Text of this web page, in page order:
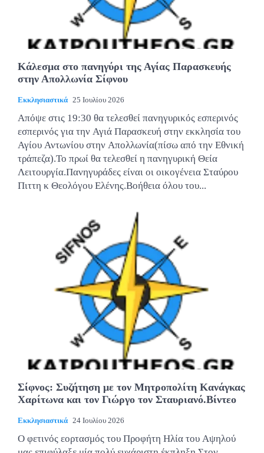
Κάλεσμα στο πανηγύρι της Αγίας Παρασκευής
στην Απολλωνία Σίφνου
Εκκλησιαστικά 25 Ιουλίου 2026
Απόψε στις 19:30 θα τελεσθεί πανηγυρικός εσπερινός
εσπερινός για την Αγιά Παρασκευή στην εκκλησία του
Αγίου Αντωνίου στην Απολλωνία(πίσω από την Εθνική
τράπεζα).Το πρωί θα τελεσθεί η πανηγυρική Θεία
Λειτουργία.Πανηγυράδες είναι οι οικογένεια Σταύρου
Πιττη κ Θεολόγου Ελένης.Βοήθεια όλου του...
Σίφνος: Συζήτηση με τον Μητροπολίτη Κανάγκας
Χαρίτωνα και τον Γιώργο τον Σταυριανό.Βίντεο
Εκκλησιαστικά 24 Ιουλίου 2026
Ο φετινός εορτασμός του Προφήτη Ηλία του Αψηλού